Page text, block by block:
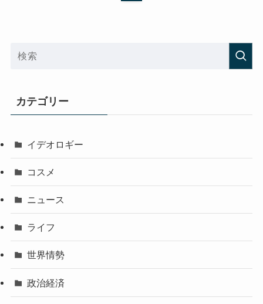
カテゴリー
イデオロギー
コスメ
ニュース
ライフ
世界情勢
政治経済